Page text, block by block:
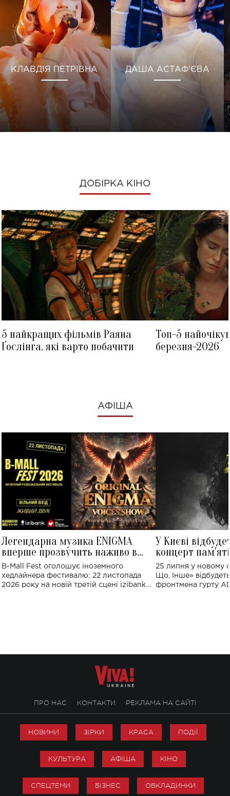
КЛАВДІЯ ПЕТРІВНА ДАША АСТАФ'ЄВА
ДОБІРКА КІНО
5 найкращих фільмів Раяна
Ґослінга, які варто побачити
Топ-5
березня-2026
АФІША
Легендарна музика ENIGMA
вперше прозвучить наживо в
Україні: де відбудеться концерт
B-Mall Fest оголошує іноземного
хедлайнера фестивалю: 22 листопада
2026 року на новій третій сцені izibank
У Києві
концерт
Клименка:
виконають
25 липня у новому
Що, Інше»
фронтмена гурту
ПРО НАС КОНТАКТИ РЕКЛАМА НА САЙТІ
НОВИНИ ЗІРКИ КРАСА ПОДІЇ
КУЛЬТУРА АФІША КІНО
СПЕЦТЕМИ БІЗНЕС ОБКЛАДИНКИ